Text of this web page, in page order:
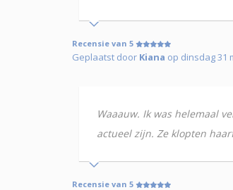
Recensie van 5
Geplaatst door Kiana op dinsdag 31
Waaauw. Ik was helemaal
actueel zijn. Ze klopten
Recensie van 5